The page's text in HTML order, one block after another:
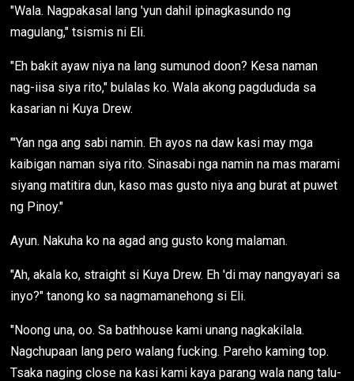
"Wala. Nagpakasal lang 'yun dahil ipinagkasundo ng
magulang," tsismis ni Eli.
"Eh bakit ayaw niya na lang sumunod doon? Kesa naman
nag-iisa siya rito," bulalas ko. Wala akong pagdududa sa
kasarian ni Kuya Drew.
"'Yan nga ang sabi namin. Eh ayos na daw kasi may mga
kaibigan naman siya rito. Sinasabi nga namin na mas marami
siyang matitira dun, kaso mas gusto niya ang burat at puwet
ng Pinoy."
Ayun. Nakuha ko na agad ang gusto kong malaman.
"Ah, akala ko, straight si Kuya Drew. Eh 'di may nangyayari sa
inyo?" tanong ko sa nagmamanehong si Eli.
"Noong una, oo. Sa bathhouse kami unang nagkakilala.
Nagchupaan lang pero walang fucking. Pareho kaming top.
Tsaka naging close na kasi kami kaya parang wala nang talu-